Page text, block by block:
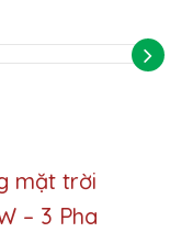
mặt trời
– 3 Pha